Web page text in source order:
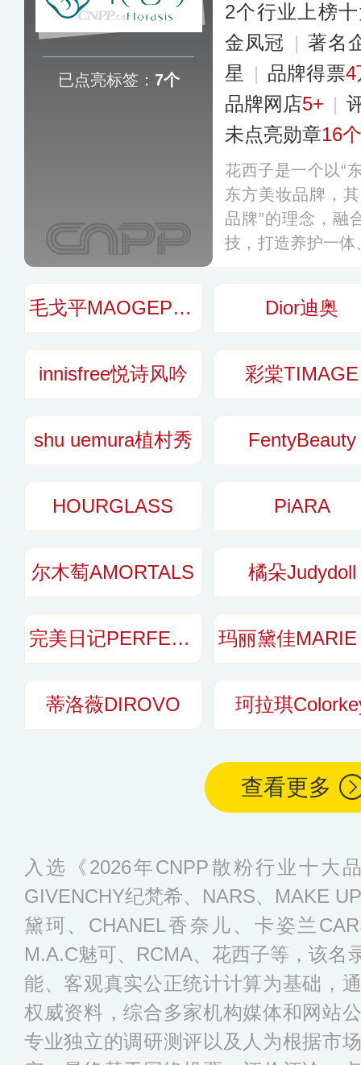
已点亮标签： 7个
2个行业上榜
金凤冠 | 著名
星
| 品牌得票4
品牌网店5+ |
未点亮勋章16个
花西子是一个以“
东方美妆品牌，
品牌”的理念，融
技，打造养护一
毛戈平MAOGEPING Dior迪奥
innisfree悦诗风吟 彩棠TIMAGE
shu uemura植村秀 FentyBeauty
HOURGLASS PiARA
尔木萄AMORTALS 橘朵Judydoll
完美日记PERFECT DIARY
蒂洛薇DIROVO 珂拉琪
查看更多
入选《2026年CNPP散粉行业十大
GIVENCHY纪梵希、NARS、MAKE
黛珂、CHANEL香奈儿、卡姿兰
M.A.C魅可、RCMA、花西子等，该名
能、客观真实公正统计计算为基础，
权威资料，综合多家机构媒体和网站
专业独立的调研测评以及人为根据市